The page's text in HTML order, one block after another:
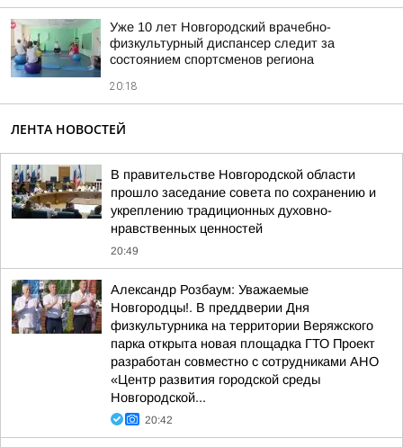
Уже 10 лет Новгородский врачебно-
физкультурный диспансер следит за
состоянием спортсменов региона
20:18
ЛЕНТА НОВОСТЕЙ
В правительстве Новгородской области
прошло заседание совета по сохранению и
укреплению традиционных духовно-
нравственных ценностей
20:49
Александр Розбаум: Уважаемые
Новгородцы!. В преддверии Дня
физкультурника на территории Веряжского
парка открыта новая площадка ГТО Проект
разработан совместно с сотрудниками АНО
«Центр развития городской среды
Новгородской...
20:42